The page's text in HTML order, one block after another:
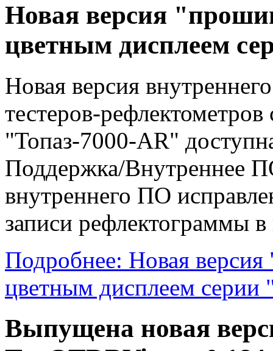
Новая версия
цветным дисплеем
Новая версия
тестеров-
"Топаз-7000-AR"
Поддержка/Внутреннее
внутреннего ПО
записи рефлектограммы
Подробнее: Новая
цветным дисплеем серии
Выпущена новая